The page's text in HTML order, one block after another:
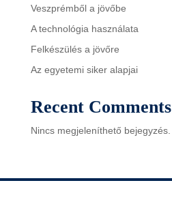
Veszprémből a jövőbe
A technológia használata
Felkészülés a jövőre
Az egyetemi siker alapjai
Recent Comments
Nincs megjeleníthető bejegyzés.